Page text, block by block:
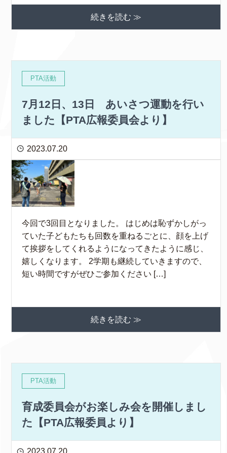
続きを読む ≫
PTA活動
7月12日、13日 あいさつ運動を行い
ました【PTA広報委員会より】
2023.07.20
今回で3回目となりました。 はじめは恥ずかしがっ
ていた子どもたちも回数を重ねるごとに、顔を上げ
て挨拶をしてくれるようになってきたように感じ、
嬉しくなります。 2学期も継続していきますので、
短い時間ですがぜひご参加ください […]
続きを読む ≫
PTA活動
育成委員会がお楽しみ会を開催しまし
た【PTA広報委員より】